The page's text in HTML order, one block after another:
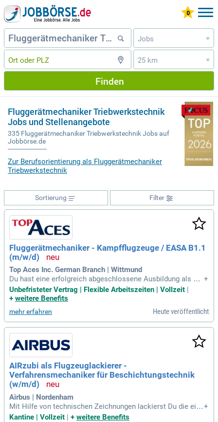
Jobs »
25 km »
Finden
Fluggerätmechaniker Triebwerkstechnik
Jobs und Stellenangebote
335 Fluggerätmechaniker Triebwerkstechnik Jobs auf
Jobbörse.de
Zur Berufsorientierung als Fluggerätmechaniker
Triebwerkstechnik
Filter
Sortierung
Fluggerätmechaniker - Kampfflugzeuge / EASA B1.1
(m/w/d)
Top Aces Inc. German Branch | Wittmund
Du hast eine erfolgreich abgeschlossene Ausbildung als Flu
ggerätmechaniker (m/w/d) oder eine vergleichbare Qualifika
tion? Bringe deine Berufserfahrung in der Flugzeuginstandse
Luftfahrtunternehmen ein! Profitiere von einem einzigartigen
Arbeitsplatz, an dem du an ehemaligen Militärjets arbeitest,
und genieße mehr Sicherheit durch langfristige Kundenvertr
äge. Unser Angebot umfasst ein attraktives Vergütungspak
et mit fairen Gehältern und Zulagen für Überstunden und Rei
sen. Zeige dein Engagement und deine Lernbereitschaft in e
inem teamorientierten Umfeld! Flexible Arbeitszeiten ermög
lichen dir, dein Berufsleben optimal zu gestalten.
+
Unbefristeter Vertrag | Flexible Arbeitszeiten | Vollzeit
+ weitere Benefits
mehr erfahren Heute veröffentlicht
AIRzubi als Flugzeuglackierer -
Verfahrensmechaniker für Beschichtungstechnik
(w/m/d)
Airbus | Nordenham
Mit Hilfe von technischen Zeichnungen lackierst Du die einz
elnen Bauteile der Flugzeuge sowohl innen als auch außen.
+
Kantine | Vollzeit | + weitere Benefits